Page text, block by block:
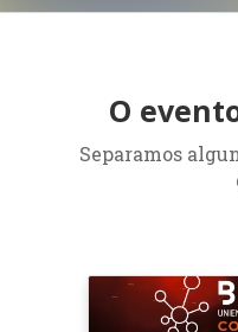
O
Separamos